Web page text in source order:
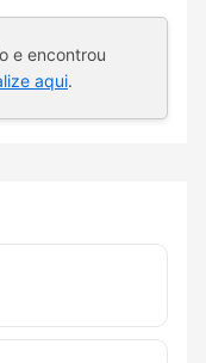
e encontrou
aqui.